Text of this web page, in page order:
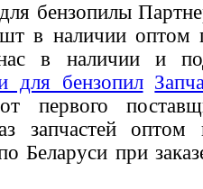
бензопилы
в наличии оптом
в наличии и
для бензопил
первого
запчастей
Беларуси при